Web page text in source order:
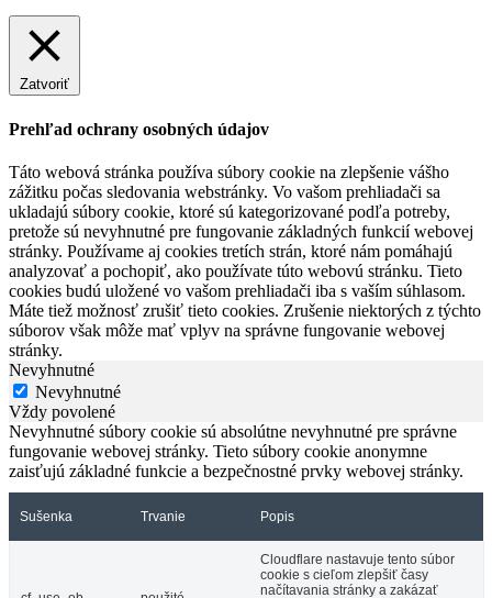
Zatvoriť
Prehľad ochrany osobných údajov
Táto webová stránka používa súbory cookie na zlepšenie vášho
zážitku počas sledovania webstránky. Vo vašom prehliadači sa
ukladajú súbory cookie, ktoré sú kategorizované podľa potreby,
pretože sú nevyhnutné pre fungovanie základných funkcií webovej
stránky. Používame aj cookies tretích strán, ktoré nám pomáhajú
analyzovať a pochopiť, ako používate túto webovú stránku. Tieto
cookies budú uložené vo vašom prehliadači iba s vaším súhlasom.
Máte tiež možnosť zrušiť tieto cookies. Zrušenie niektorých z týchto
súborov však môže mať vplyv na správne fungovanie webovej
stránky.
Nevyhnutné
Nevyhnutné
Vždy povolené
Nevyhnutné súbory cookie sú absolútne nevyhnutné pre správne
fungovanie webovej stránky. Tieto súbory cookie anonymne
zaisťujú základné funkcie a bezpečnostné prvky webovej stránky.
Sušenka Trvanie Popis
Cloudflare nastavuje tento súbor
cookie s cieľom zlepšiť časy
načítavania stránky a zakázať